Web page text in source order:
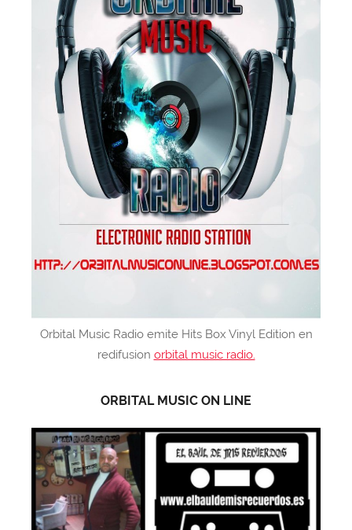
Orbital Music Radio emite Hits Box Vinyl Edition en
redifusion orbital music radio.
ORBITAL MUSIC ON LINE